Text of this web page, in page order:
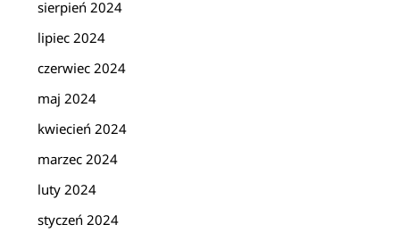
sierpień 2024
lipiec 2024
czerwiec 2024
maj 2024
kwiecień 2024
marzec 2024
luty 2024
styczeń 2024